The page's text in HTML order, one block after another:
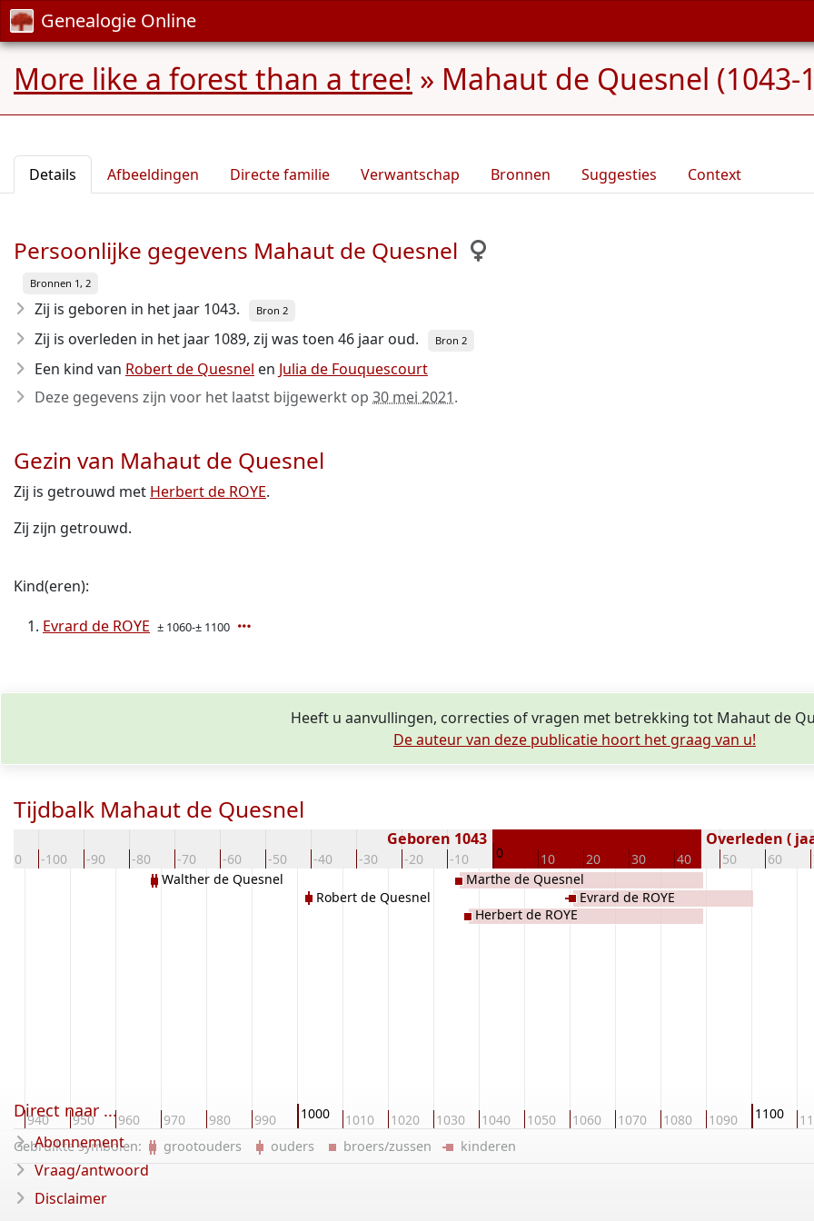
Genealogie Online
More like a forest than a tree! » Mahaut de Quesnel (1043-
Details Afbeeldingen Directe familie Verwantschap Bronnen Suggesties Context
Persoonlijke gegevens Mahaut de Quesnel
Bronnen 1, 2
Zij is geboren in het jaar 1043. Bron 2
Zij is overleden in het jaar 1089, zij was toen 46 jaar oud. Bron 2
Een kind van Robert de Quesnel en Julia de Fouquescourt
Deze gegevens zijn voor het laatst bijgewerkt op 30 mei 2021.
Gezin van Mahaut de Quesnel
Zij is getrouwd met Herbert de ROYE.
Zij zijn getrouwd.
Kind(eren):
Evrard de ROYE ± 1060-± 1100
Heeft u aanvullingen, correcties of vragen met betrekking tot Mahaut de
De auteur van deze publicatie hoort het graag van u!
Tijdbalk Mahaut de Quesnel
-100 -90 -80 -70 -60 -50 -40 -30 -20 -10 0 10 20 30 40 50 60
Geboren 1043 Overleden (
940 950 960 970 980 990 1000 1010 1020 1030 1040 1050 1060 1070 1080 1090 1100
Walther de Quesnel
Robert de Quesnel
Marthe de Quesnel
Herbert de ROYE
Evrard de ROYE
Gebruikte symbolen: grootouders ouders broers/zussen kinderen
Direct naar ...
Abonnement
Vraag/antwoord
Disclaimer